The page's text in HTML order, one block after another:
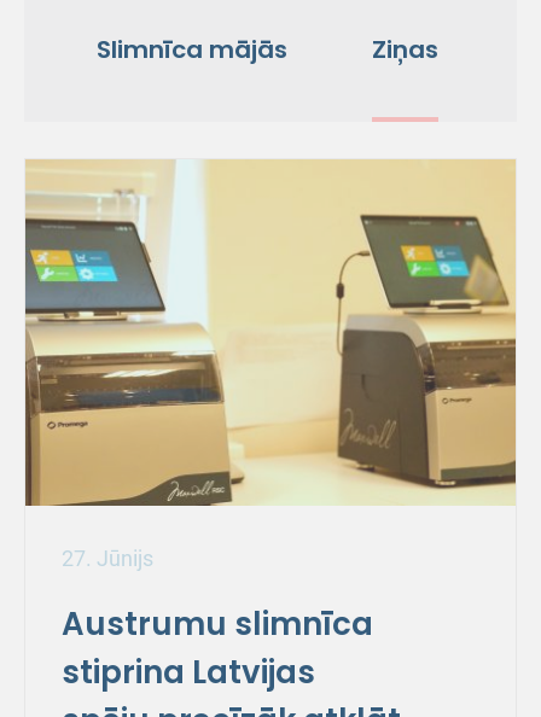
Slimnīca mājās Ziņas
27. Jūnijs
Austrumu slimnīca
stiprina Latvijas